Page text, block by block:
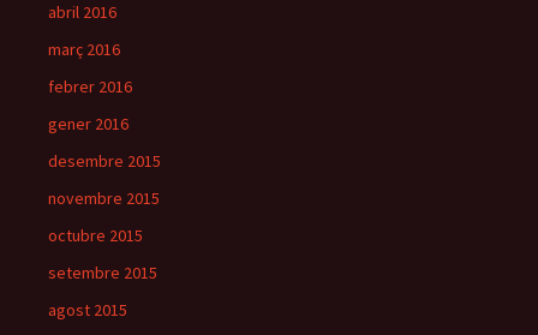
abril 2016
març 2016
febrer 2016
gener 2016
desembre 2015
novembre 2015
octubre 2015
setembre 2015
agost 2015